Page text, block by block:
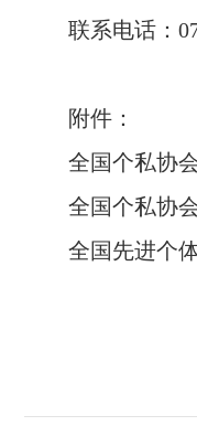
联系电话：
附件：
全国个私协
全国个私协
全国先进个